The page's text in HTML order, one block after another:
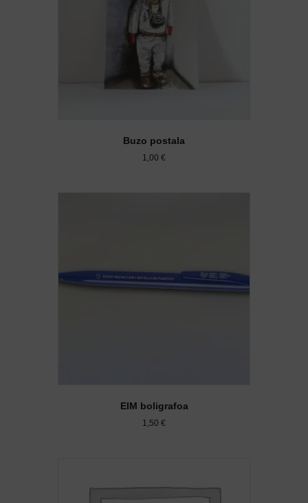
Buzo postala
1,00 €
EIM boligrafoa
1,50 €